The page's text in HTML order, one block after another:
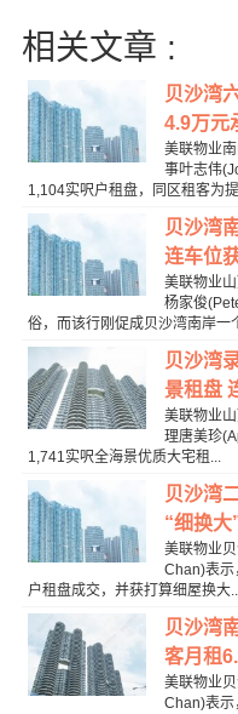
相关文章 :
贝沙湾
4.9万元
美联物业
事叶志伟
1,104实呎户租盘，同区租客为
贝沙湾
连车位
美联物业
杨家俊
俗，而该行刚促成贝沙湾南岸一
贝沙湾
景租盘
美联物业
理唐美珍
1,741实呎全海景优质大宅租...
贝沙湾
“细换大
美联物业
Chan)表示
户租盘成交，并获打算细屋换大
贝沙湾
客月租
美联物业
Chan)表示